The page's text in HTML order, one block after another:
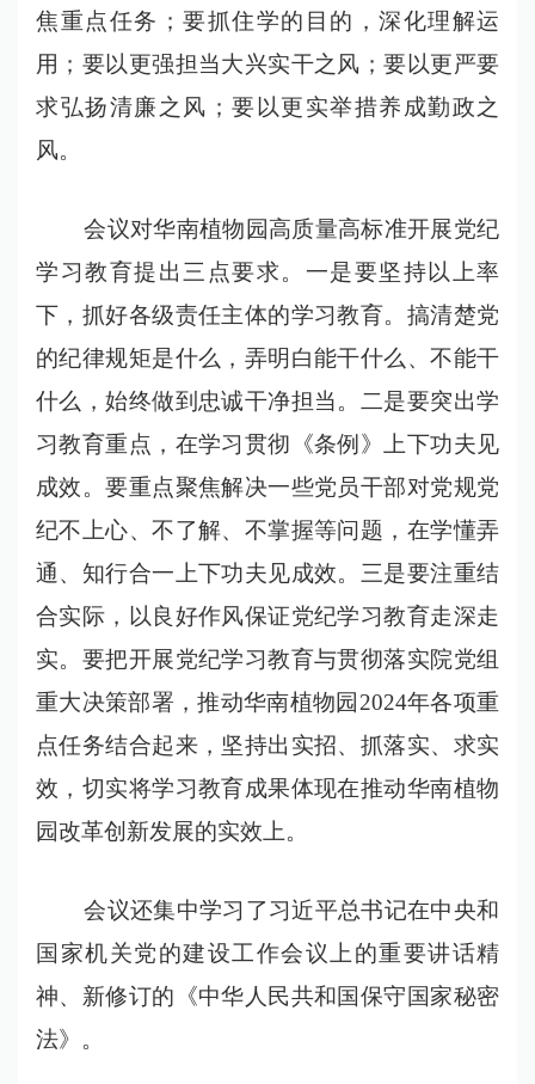
焦重点任务；要抓住学的目的，深化理解运
用；要以更强担当大兴实干之风；要以更严要
求弘扬清廉之风；要以更实举措养成勤政之
风。
会议对华南植物园高质量高标准开展党纪
学习教育提出三点要求。一是要坚持以上率
下，抓好各级责任主体的学习教育。搞清楚党
的纪律规矩是什么，弄明白能干什么、不能干
什么，始终做到忠诚干净担当。二是要突出学
习教育重点，在学习贯彻《条例》上下功夫见
成效。要重点聚焦解决一些党员干部对党规党
纪不上心、不了解、不掌握等问题，在学懂弄
通、知行合一上下功夫见成效。三是要注重结
合实际，以良好作风保证党纪学习教育走深走
实。要把开展党纪学习教育与贯彻落实院党组
重大决策部署，推动华南植物园2024年各项重
点任务结合起来，坚持出实招、抓落实、求实
效，切实将学习教育成果体现在推动华南植物
园改革创新发展的实效上。
会议还集中学习了习近平总书记在中央和
国家机关党的建设工作会议上的重要讲话精
神、新修订的《中华人民共和国保守国家秘密
法》。